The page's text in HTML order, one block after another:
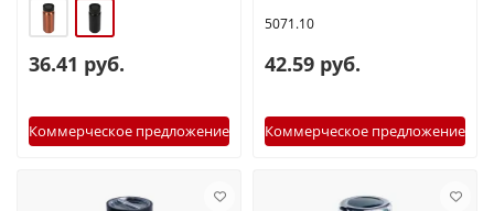
36.41 руб.
Коммерческое предложение
5071.10
42.59 руб.
Коммерческое предложение